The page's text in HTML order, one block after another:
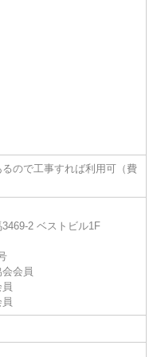
ので工事すれば利用可（費
2 ベストビル1F
会会員